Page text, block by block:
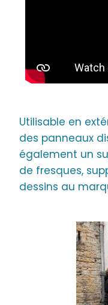
Utilisable en
des panneaux
également un
de fresques,
dessins au